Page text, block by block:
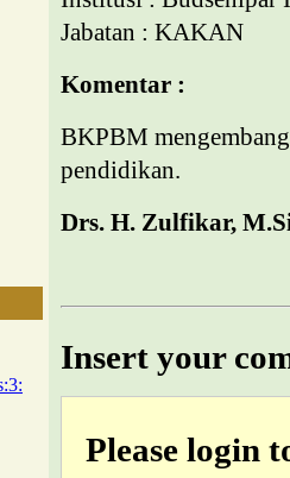
Jabatan : KAKAN
Komentar :
BKPBM
pendidikan.
Drs. H. Zulfikar,
Insert your
Please login